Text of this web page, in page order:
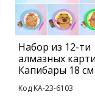
Набор из 12-ти
алмазных
Капибары 18 см
Код KA-23-6103